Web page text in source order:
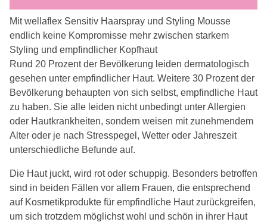
Mit wellaflex Sensitiv Haarspray und Styling Mousse
endlich keine Kompromisse mehr zwischen starkem
Styling und empfindlicher Kopfhaut
Rund 20 Prozent der Bevölkerung leiden dermatologisch
gesehen unter empfindlicher Haut. Weitere 30 Prozent der
Bevölkerung behaupten von sich selbst, empfindliche Haut
zu haben. Sie alle leiden nicht unbedingt unter Allergien
oder Hautkrankheiten, sondern weisen mit zunehmendem
Alter oder je nach Stresspegel, Wetter oder Jahreszeit
unterschiedliche Befunde auf.
Die Haut juckt, wird rot oder schuppig. Besonders betroffen
sind in beiden Fällen vor allem Frauen, die entsprechend
auf Kosmetikprodukte für empfindliche Haut zurückgreifen,
um sich trotzdem möglichst wohl und schön in ihrer Haut